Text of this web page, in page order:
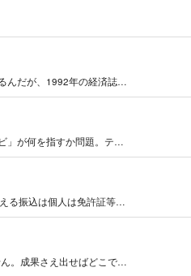
んだが、1992年の経済誌…
」が何を指すか問題。テ…
る振込は個人は免許証等…
。成果さえ出せばどこで…